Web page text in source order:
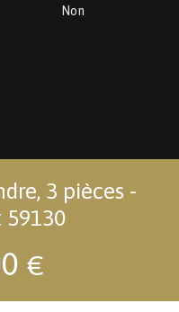
Non
3 pièces -
59130
€